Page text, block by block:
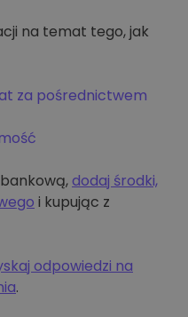
na temat tego, jak
za pośrednictwem
dodaj środki,
i kupując z
odpowiedzi na
.